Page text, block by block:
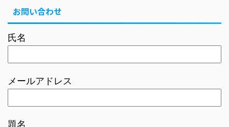
お問い合わせ
氏名
メールアドレス
題名